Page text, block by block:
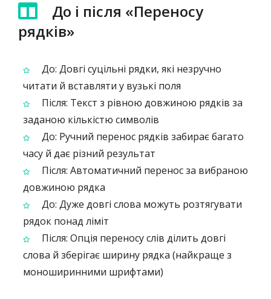
До і після «Переносу
рядків»
До: Довгі суцільні рядки, які незручно
читати й вставляти у вузькі поля
Після: Текст з рівною довжиною рядків за
заданою кількістю символів
До: Ручний перенос рядків забирає багато
часу й дає різний результат
Після: Автоматичний перенос за вибраною
довжиною рядка
До: Дуже довгі слова можуть розтягувати
рядок понад ліміт
Після: Опція переносу слів ділить довгі
слова й зберігає ширину рядка (найкраще з
моноширинними шрифтами)